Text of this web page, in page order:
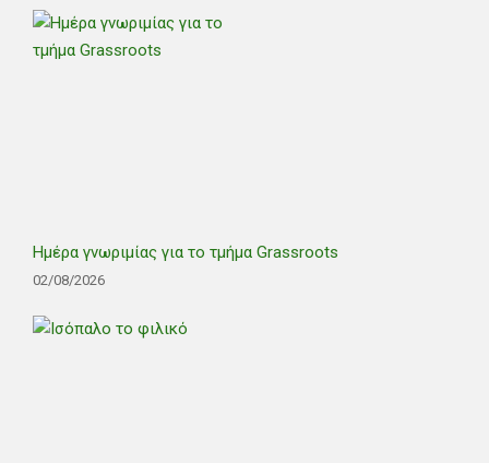
Ημέρα γνωριμίας για το τμήμα Grassroots
02/08/2026